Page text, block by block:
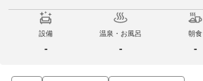
設備
-
温泉・お風呂
-
朝食
-